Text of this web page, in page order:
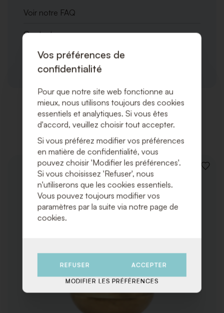
Voir notre FAQ
Contactez-nous
Appelez-nous à l'un de nos emplacements
Produits associés
Vos préférences de
confidentialité
Pour que notre site web fonctionne au
mieux, nous utilisons toujours des cookies
essentiels et analytiques. Si vous êtes
d'accord, veuillez choisir tout accepter.
Si vous préférez modifier vos préférences
en matière de confidentialité, vous
pouvez choisir 'Modifier les préférences'.
Si vous choisissez 'Refuser', nous
n'utiliserons que les cookies essentiels.
Vous pouvez toujours modifier vos
paramètres par la suite via notre page de
cookies.
REFUSER ACCEPTER
MODIFIER LES PRÉFÉRENCES